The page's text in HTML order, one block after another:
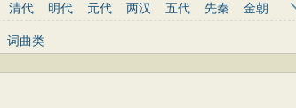
清代 明代 元代 两汉 五代 先秦
金朝
词曲类